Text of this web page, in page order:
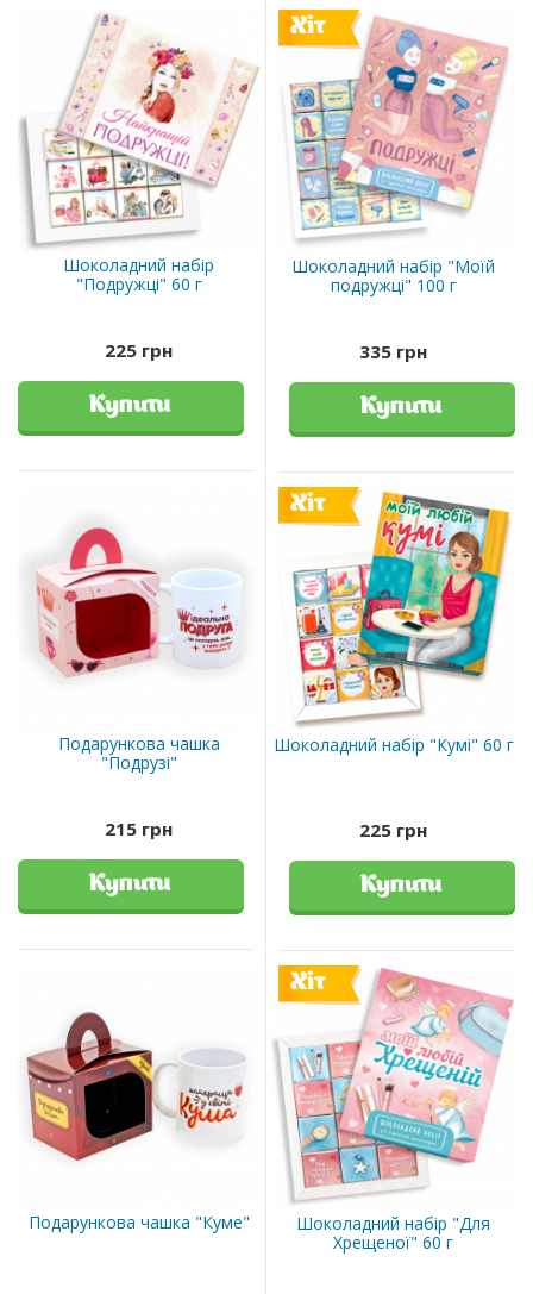
Шоколадний набір
"Подружці" 60 г
225 грн
Купити
Хіт
Шоколадний набір "Моїй
подружці" 100 г
335 грн
Купити
Подарункова чашка
"Подрузі"
215 грн
Купити
Хіт
Шоколадний набір "Кумі" 60 г
225 грн
Купити
Подарункова чашка "Куме"
Хіт
Шоколадний набір "Для
Хрещеної" 60 г